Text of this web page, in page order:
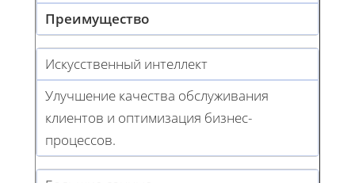
Преимущество
Искусственный интеллект
Улучшение качества обслуживания
клиентов и оптимизация бизнес-
процессов.